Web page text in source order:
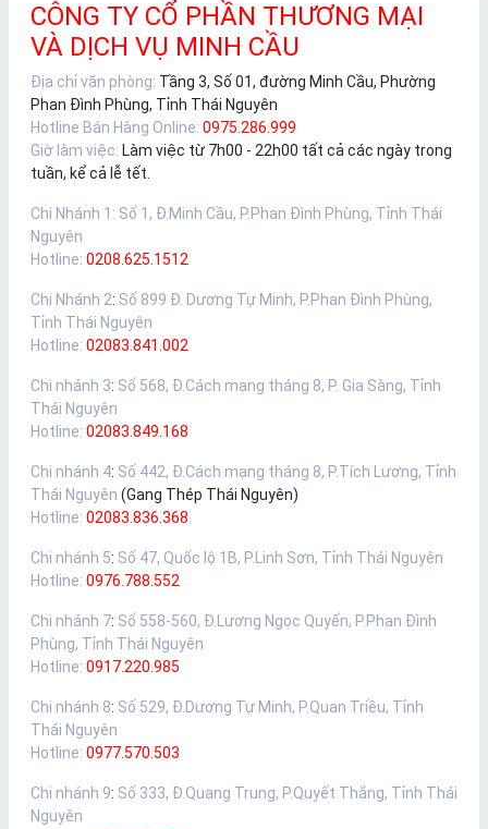
CÔNG TY CỔ PHẦN THƯƠNG MẠI
VÀ DỊCH VỤ MINH CẦU
Địa chỉ văn phòng: Tầng 3, Số 01, đường Minh Cầu, Phường
Phan Đình Phùng, Tỉnh Thái Nguyên
Hotline Bán Hàng Online: 0975.286.999
Giờ làm việc: Làm việc từ 7h00 - 22h00 tất cả các ngày trong
tuần, kể cả lễ tết.
Chi Nhánh 1 : Số 1, Đ.Minh Cầu, P.Phan Đình Phùng, Tỉnh Thái
Nguyên
Hotline: 0208.625.1512
Chi Nhánh 2: Số 899 Đ. Dương Tự Minh, P.Phan Đình Phùng,
Tỉnh Thái Nguyên
Hotline: 02083.841.002
Chi nhánh 3: Số 568, Đ.Cách mạng tháng 8, P. Gia Sàng, Tỉnh
Thái Nguyên
Hotline: 02083.849.168
Chi nhánh 4: Số 442, Đ.Cách mạng tháng 8, P.Tích Lương, Tỉnh
Thái Nguyên (Gang Thép Thái Nguyên)
Hotline: 02083.836.368
Chi nhánh 5: Số 47, Quốc lộ 1B, P.Linh Sơn, Tỉnh Thái Nguyên
Hotline: 0976.788.552
Chi nhánh 7: Số 558-560, Đ.Lương Ngọc Quyến, P.Phan Đình
Phùng, Tỉnh Thái Nguyên
Hotline: 0917.220.985
Chi nhánh 8: Số 529, Đ.Dương Tự Minh, P.Quan Triều, Tỉnh
Thái Nguyên
Hotline: 0977.570.503
Chi nhánh 9: Số 333, Đ.Quang Trung, P.Quyết Thắng, Tỉnh Thái
Nguyên